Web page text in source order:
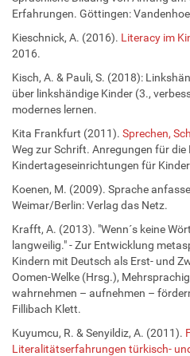
Erfahrungen. Göttingen:
Kieschnick, A. (2016). Literacy im
2016.
Kisch, A. & Pauli, S. (2018):
über linkshändige Kinder (3.,
modernes lernen.
Kita Frankfurt (2011). Sprechen,
Weg zur Schrift. Anregungen für die
Kindertageseinrichtungen für
Koenen, M. (2009). Sprache
Weimar/Berlin: Verlag das Netz.
Krafft, A. (2013). "Wenn´s keine
langweilig." - Zur Entwicklung
Kindern mit Deutsch als Erst- und
Oomen-Welke (Hrsg.),
wahrnehmen – aufnehmen –
Fillibach Klett.
Kuyumcu, R. & Senyildiz, A. (2011).
Literalitätserfahrungen türkisch-